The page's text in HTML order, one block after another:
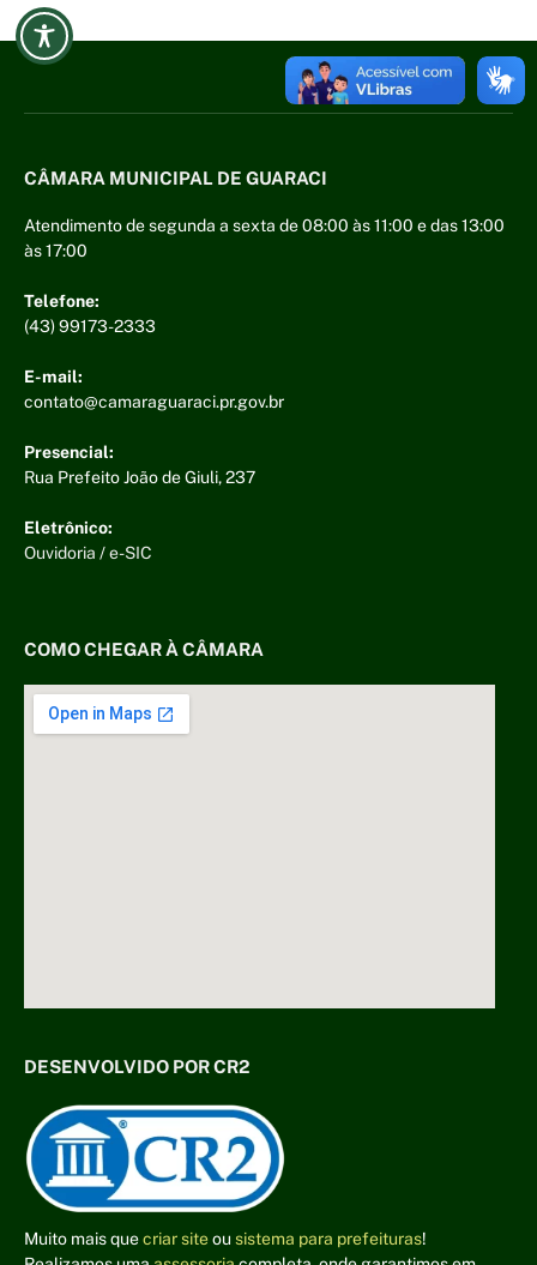
CÂMARA MUNICIPAL DE GUARACI
Atendimento de segunda a sexta de 08:00 às 11:00 e das 13:00
às 17:00
Telefone:
(43) 99173-2333
E-mail:
contato@camaraguaraci.pr.gov.br
Presencial:
Rua Prefeito João de Giuli, 237
Eletrônico:
Ouvidoria /e-SIC
COMO CHEGAR À CÂMARA
DESENVOLVIDO POR CR2
Muito mais quecriar siteou sistema para prefeituras!